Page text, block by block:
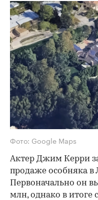
Фото: Google Maps
Актер Джим Керри
продаже особняка в
Первоначально он
млн, однако в итоге